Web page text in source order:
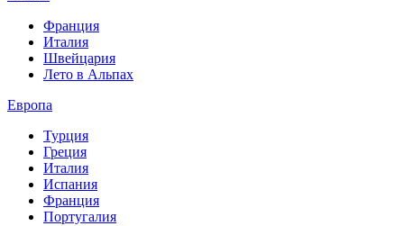
Франция
Италия
Швейцария
Лето в Альпах
Европа
Турция
Греция
Италия
Испания
Франция
Португалия